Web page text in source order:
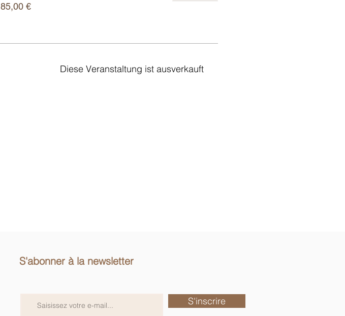
85,00 €
Diese Veranstaltung ist ausverkauft
S'abonner à la newsletter
S'inscrire